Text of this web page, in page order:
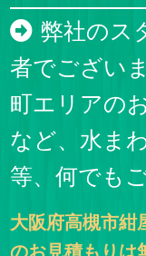
弊社のス
者でござい
町エリアの
など、水ま
等、何でも
大阪府高槻市紺
のお見積もりは